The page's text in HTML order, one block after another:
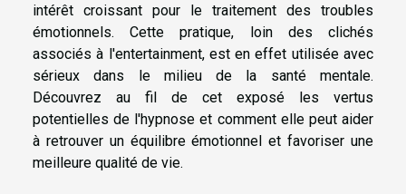
intérêt croissant pour le traitement des troubles
émotionnels. Cette pratique, loin des clichés
associés à l'entertainment, est en effet utilisée avec
sérieux dans le milieu de la santé mentale.
Découvrez au fil de cet exposé les vertus
potentielles de l'hypnose et comment elle peut aider
à retrouver un équilibre émotionnel et favoriser une
meilleure qualité de vie.